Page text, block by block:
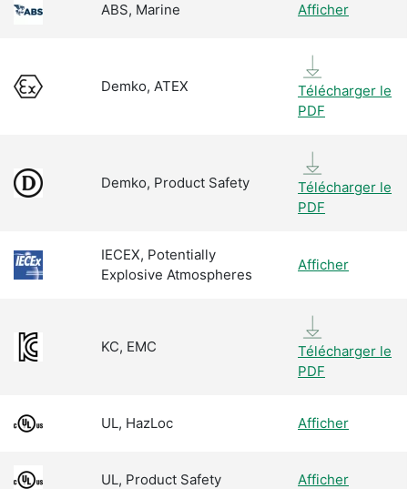
ABS, Marine Afficher
Demko, ATEX
Télécharger le
PDF
Demko, Product Safety
Télécharger le
PDF
IECEX, Potentially
Explosive Atmospheres
Afficher
KC, EMC
Télécharger le
PDF
UL, HazLoc Afficher
UL, Product Safety Afficher